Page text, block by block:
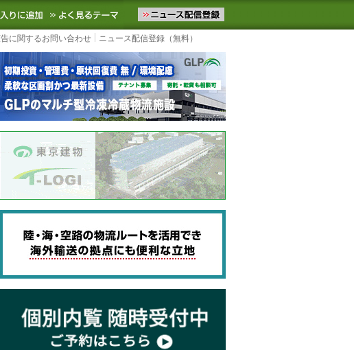
の物流ニュースをお届けします。物流ニュースメール配信を登録す
お気に入りに追加 よく見るテーマ
に関するお問い合わせ ニュース配信登録（無料）